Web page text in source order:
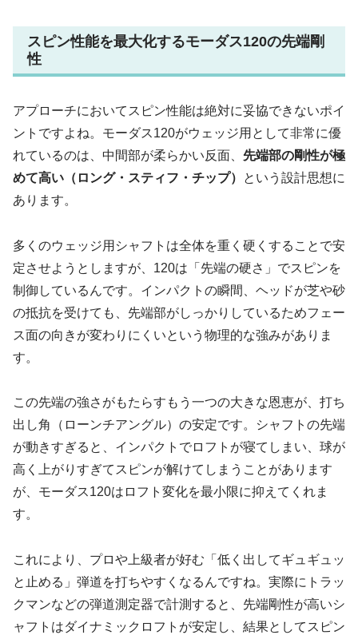
スピン性能を最大化するモーダス120の先端剛
性
アプローチにおいてスピン性能は絶対に妥協できないポイ
ントですよね。モーダス120がウェッジ用として非常に優
れているのは、中間部が柔らかい反面、 先端部の剛性が極
めて高い（ロング・スティフ・チップ）
という設計思想に
あります。
多くのウェッジ用シャフトは全体を重く硬くすることで安
定させようとしますが、120は「先端の硬さ」でスピンを
制御しているんです。インパクトの瞬間、ヘッドが芝や砂
の抵抗を受けても、先端部がしっかりしているためフェー
ス面の向きが変わりにくいという物理的な強みがありま
す。
この先端の強さがもたらすもう一つの大きな恩恵が、 打ち
出し角（ローンチアングル）の安定です。シャフトの先端
が動きすぎると、インパクトでロフトが寝てしまい、球が
高く上がりすぎてスピンが解けてしまうことがあります
が、モーダス120はロフト変化を最小限に抑えてくれま
す。
これにより、プロや上級者が好む「低く出してギュギュッ
と止める」弾道を打ちやすくなるんですね。実際にトラッ
クマンなどの弾道測定器で計測すると、先端剛性が高いシ
ャフトはダイナミックロフトが安定し、結果としてスピン